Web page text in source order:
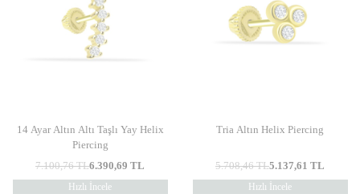
14 Ayar Altın Altı Taşlı Yay Helix
Piercing
7.100,76TL6.390,69 TL
Hızlı İncele
Tria Altın Helix Piercing
5.708,46TL5.137,61 TL
Hızlı İncele